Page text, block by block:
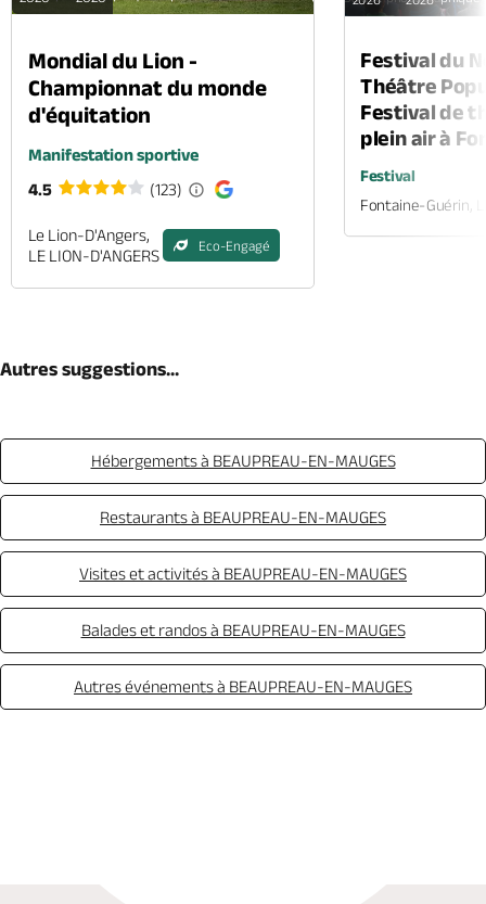
Mondial du Lion -
Championnat du monde
d'équitation
Manifestation sportive
4.5
(123)
Le Lion-D'Angers,
LE LION-D'ANGERS
Eco-Engagé
Festival du
Théâtre
Festival de
plein air à
Festival
Fontaine-Guérin,
Autres suggestions...
Hébergements à BEAUPREAU-EN-MAUGES
Restaurants à BEAUPREAU-EN-MAUGES
Visites et activités à BEAUPREAU-EN-MAUGES
Balades et randos à BEAUPREAU-EN-MAUGES
Autres événements à BEAUPREAU-EN-MAUGES